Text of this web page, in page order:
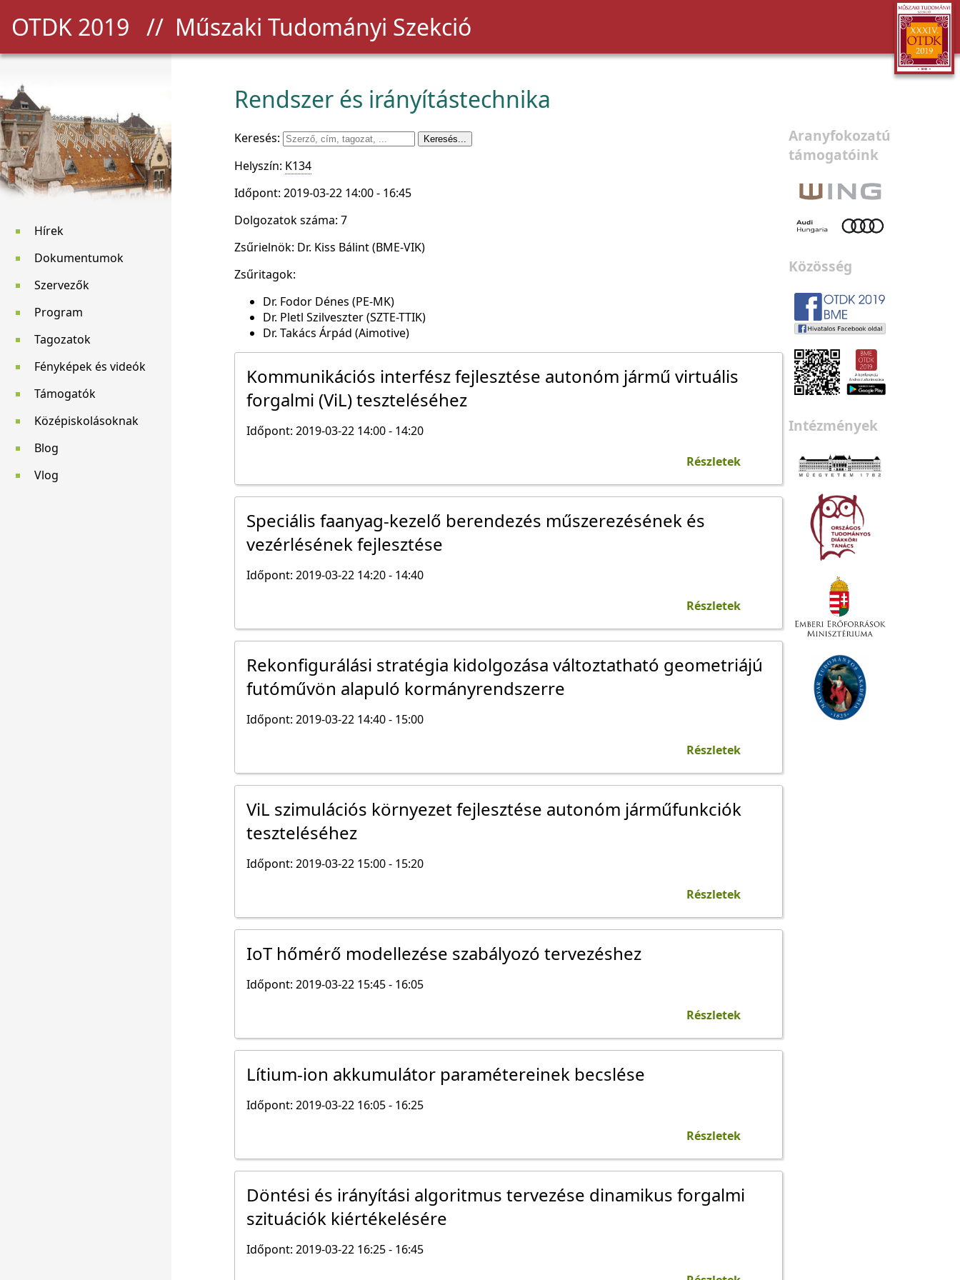
Hírek
Dokumentumok
Szervezők
Program
Tagozatok
Fényképek és videók
Támogatók
Középiskolásoknak
Blog
Vlog
OTDK 2019 // Műszaki Tudományi Szekció
Rendszer és irányítástechnika
Keresés:
Helyszín: K134
Időpont: 2019-03-22 14:00 - 16:45
Dolgozatok száma: 7
Zsűrielnök: Dr. Kiss Bálint (BME-VIK)
Zsűritagok:
Dr. Fodor Dénes (PE-MK)
Dr. Pletl Szilveszter (SZTE-TTIK)
Dr. Takács Árpád (Aimotive)
Kommunikációs interfész fejlesztése autonóm jármű virtuális
forgalmi (ViL) teszteléséhez
Időpont: 2019-03-22 14:00 - 14:20
Részletek
Speciális faanyag-kezelő berendezés műszerezésének és
vezérlésének fejlesztése
Időpont: 2019-03-22 14:20 - 14:40
Részletek
Rekonfigurálási stratégia kidolgozása változtatható geometriájú
futóművön alapuló kormányrendszerre
Időpont: 2019-03-22 14:40 - 15:00
Részletek
ViL szimulációs környezet fejlesztése autonóm járműfunkciók
teszteléséhez
Időpont: 2019-03-22 15:00 - 15:20
Részletek
IoT hőmérő modellezése szabályozó tervezéshez
Időpont: 2019-03-22 15:45 - 16:05
Részletek
Lítium-ion akkumulátor paramétereinek becslése
Időpont: 2019-03-22 16:05 - 16:25
Részletek
Döntési és irányítási algoritmus tervezése dinamikus forgalmi
szituációk kiértékelésére
Időpont: 2019-03-22 16:25 - 16:45
Aranyfokozatú
támogatóink
Közösség
Intézmények